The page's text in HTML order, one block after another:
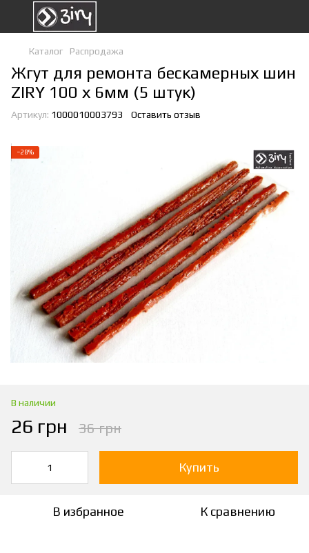
Каталог Распродажа
Жгут для ремонта бескамерных шин
ZIRY 100 х 6мм (5 штук)
Артикул: 1000010003793 Оставить отзыв
−28%
В наличии
26 грн 36 грн
Купить
В избранное К сравнению